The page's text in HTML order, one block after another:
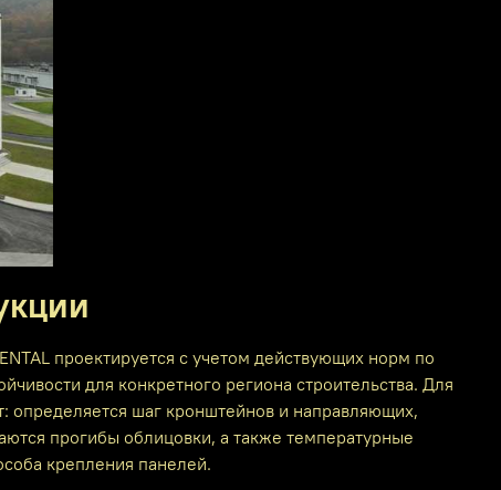
проектируется с учетом действующих норм по
для конкретного региона строительства. Для
определяется шаг кронштейнов и направляющих,
прогибы облицовки, а также температурные
крепления панелей.